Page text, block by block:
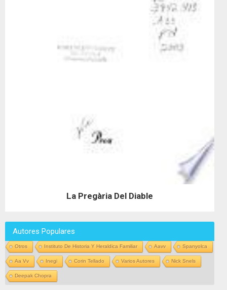
La Pregària Del Diable
Autores Populares
Otros Instituto De Historia Y Heraldica Familiar Aavv Spanyolca
Aa Vv Inegi Corin Tellado Varios Autores Nick Snels
Deepak Chopra